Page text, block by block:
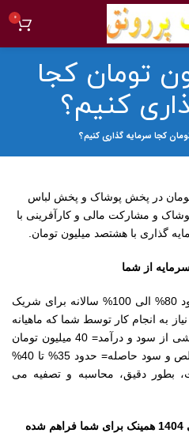
0
تومان کجا
کنیم؟
با 800 میلیون تومان در پخش پوشاک و پخش لباس
و مشارکت مالی و کارآفرینی با
از شما
با بازدهی و سوددهی خالص و حدود 80% الی 100% سالانه برای شریک
میلیون، بدون نیاز به انجام کار توسط شما که ماهیانه
بصورت علی الحساب و نقدی، بخشی از سود و درآمد= 40 میلیون تومان
واریز می شود و مابقی درآمد خالص و سود حاصله= حدود 35% تا 40%
بطور دقیق، محاسبه و تصفیه می